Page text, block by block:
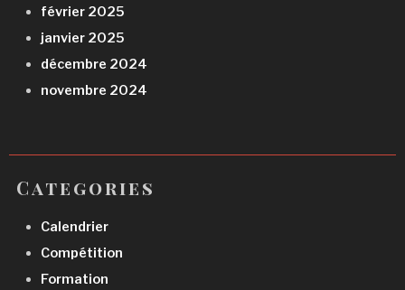
février 2025
janvier 2025
décembre 2024
novembre 2024
Categories
Calendrier
Compétition
Formation